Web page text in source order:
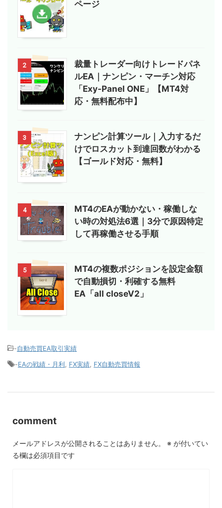
ページ
2
裁量トレーダー向けトレードパネ
ルEA｜ナンピン・マーチン対応
「Exy-Panel ONE」【MT4対
応・無料配布中】
3
ナンピン計算ツール｜入力するだ
けでロスカット到達回数がわかる
【ゴールド対応・無料】
4
MT4のEAが動かない・稼働しな
い時の対処法6選｜3分で原因特定
して再稼働させる手順
5
MT4の複数ポジションを設定金額
で自動損切・利確する無料
EA「all closeV2」
-自動売買EA取引実績
-EAの戦績・月利 FX実績 FX自動売買情報
comment
メールアドレスが公開されることはありません。 ※ が付いてい
る欄は必須項目です